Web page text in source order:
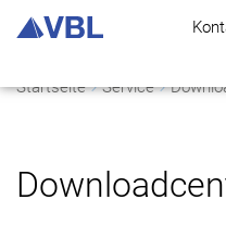
Startseite Service